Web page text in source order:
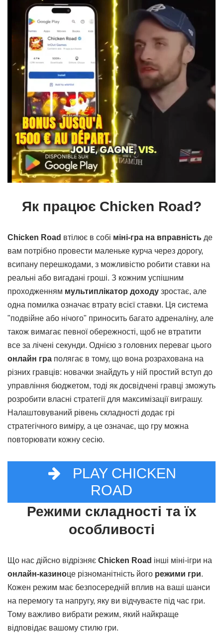
Як працює Chicken Road?
Chicken Road втілює в собі міні-гра на вправність де
вам потрібно провести маленьке курча через дорогу,
всипану перешкодами, з можливістю робити ставки на
реальні або вигадані гроші. З кожним успішним
проходженням мультиплікатор доходу зростає, але
одна помилка означає втрату всієї ставки. Ця система
"подвійне або нічого" приносить багато адреналіну, але
також вимагає певної обережності, щоб не втратити
все за лічені секунди. Однією з головних переваг цього
онлайн гра полягає в тому, що вона розрахована на
різних гравців: новачки знайдуть у ній простий вступ до
управління бюджетом, тоді як досвідчені гравці зможуть
розробити власні стратегії для максимізації виграшу.
Налаштовуваний рівень складності додає грі
стратегічного виміру, а це означає, що гру можна
повторювати кожну сесію.
PLAY CHICKEN
ROAD
Режими складності та їх
особливості
Що нас дійсно відрізняє Chicken Road інші міні-ігри на
онлайн-казиноце різноманітність його режими гри.
Кожен режим має безпосередній вплив на ваші шанси
на перемогу та напругу, яку ви відчуваєте під час гри.
Тому важливо вибрати режим, який найкраще
відповідає вашому стилю гри.